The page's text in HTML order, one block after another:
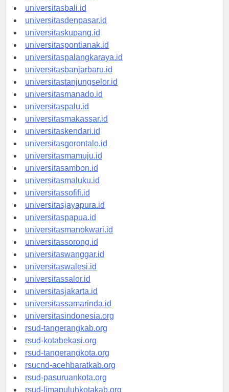
universitasbanten.id
universitasbali.id
universitasdenpasar.id
universitaskupang.id
universitaspontianak.id
universitaspalangkaraya.id
universitasbanjarbaru.id
universitastanjungselor.id
universitasmanado.id
universitaspalu.id
universitasmakassar.id
universitaskendari.id
universitasgorontalo.id
universitasmamuju.id
universitasambon.id
universitasmaluku.id
universitassofifi.id
universitasjayapura.id
universitaspapua.id
universitasmanokwari.id
universitassorong.id
universitaswanggar.id
universitaswalesi.id
universitassalor.id
universitasjakarta.id
universitassamarinda.id
universitasindonesia.org
rsud-tangerangkab.org
rsud-kotabekasi.org
rsud-tangerangkota.org
rsucnd-acehbaratkab.org
rsud-pasuruankota.org